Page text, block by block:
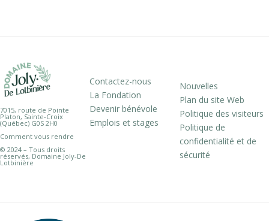
7015, route de Pointe
Platon, Sainte-Croix
(Québec) G0S 2H0
Comment vous rendre
© 2024 – Tous droits
réservés, Domaine Joly-De
Lotbinière
Contactez-nous
La Fondation
Devenir bénévole
Emplois et stages
Nouvelles
Plan du site Web
Politique des visiteurs
Politique de
confidentialité et de
sécurité